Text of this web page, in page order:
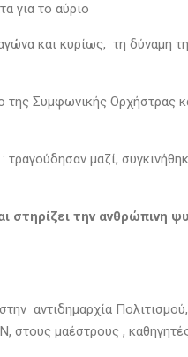
για το αύριο
και κυρίως, τη δύναμη
της Συμφωνικής Ορχήστρας
μαζί,
στηρίζει την ανθρώπινη
αντιδημαρχία
μαέστρους ,